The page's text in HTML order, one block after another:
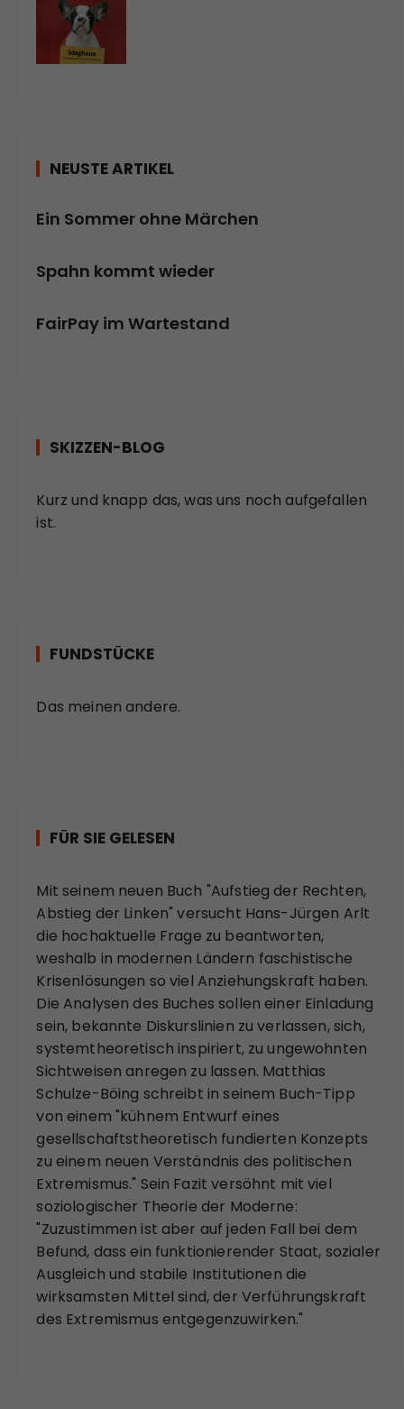
NEUSTE ARTIKEL
Ein Sommer ohne Märchen
Spahn kommt wieder
FairPay im Wartestand
SKIZZEN-BLOG
Kurz und knapp das, was uns noch aufgefallen
ist.
FUNDSTÜCKE
Das meinen andere.
FÜR SIE GELESEN
Mit seinem neuen Buch "Aufstieg der Rechten,
Abstieg der Linken" versucht Hans-Jürgen Arlt
die hochaktuelle Frage zu beantworten,
weshalb in modernen Ländern faschistische
Krisenlösungen so viel Anziehungskraft haben.
Die Analysen des Buches sollen einer Einladung
sein, bekannte Diskurslinien zu verlassen, sich,
systemtheoretisch inspiriert, zu ungewohnten
Sichtweisen anregen zu lassen. Matthias
Schulze-Böing schreibt in seinem Buch-Tipp
von einem "kühnem Entwurf eines
gesellschaftstheoretisch fundierten Konzepts
zu einem neuen Verständnis des politischen
Extremismus." Sein Fazit versöhnt mit viel
soziologischer Theorie der Moderne:
"Zuzustimmen ist aber auf jeden Fall bei dem
Befund, dass ein funktionierender Staat, sozialer
Ausgleich und stabile Institutionen die
wirksamsten Mittel sind, der Verführungskraft
des Extremismus entgegenzuwirken."